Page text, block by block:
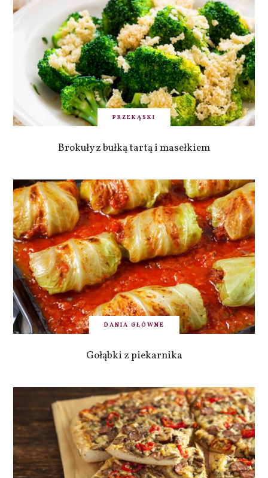
PRZEKĄSKI
Brokuły z bułką tartą i masełkiem
DANIA GŁÓWNE
Gołąbki z piekarnika